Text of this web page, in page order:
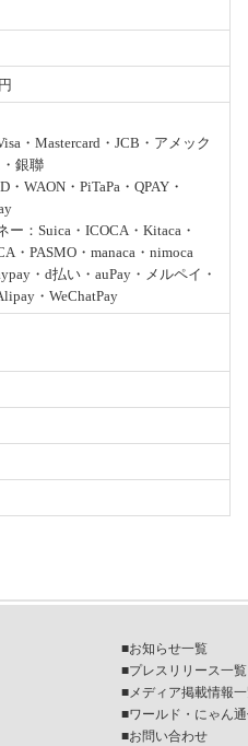
・Mastercard・JCB・アメック
銀聯
WAON・PiTaPa・QPAY・
ー：Suica・ICOCA・Kitaca・
・PASMO・manaca・nimoca
・d払い・auPay・メルペイ・
・WeChatPay
■お知らせ一覧
■プレスリリース一覧
■ メディア掲載情報
■ワールド・にゃん
■お問い合わせ